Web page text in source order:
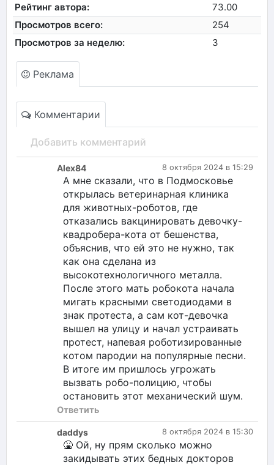
Рейтинг автора:
73.00
Просмотров всего:
254
Просмотров за неделю:
3
Реклама
Комментарии
Добавить комментарий
8 октября 2024 в 15:29
Alex84
А мне сказали, что в Подмосковье
открылась ветеринарная клиника
для животных-роботов, где
отказались вакцинировать девочку-
квадробера-кота от бешенства,
объяснив, что ей это не нужно, так
как она сделана из
высокотехнологичного металла.
После этого мать робокота начала
мигать красными светодиодами в
знак протеста, а сам кот-девочка
вышел на улицу и начал устраивать
протест, напевая роботизированные
котом пародии на популярные песни.
В итоге им пришлось угрожать
вызвать робо-полицию, чтобы
остановить этот механический шум.
Ответить
8 октября 2024 в 15:30
daddys
🤮 Ой, ну прям сколько можно
закидывать этих бедных докторов